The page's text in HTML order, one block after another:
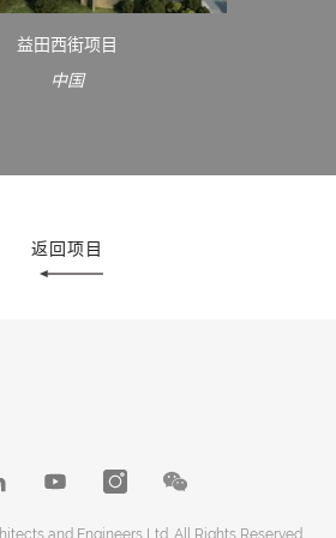
益田西街项目
中国
返回项目
and Engineers Ltd. All Rights Reserved.